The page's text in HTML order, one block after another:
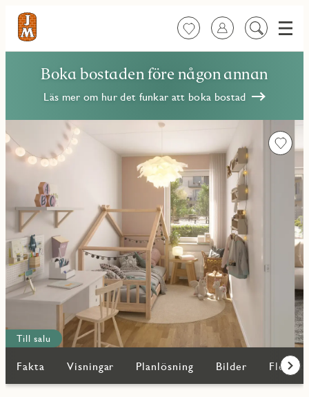
FavoriterLogga in
Sök
Meny
Boka bostaden före någon annan
Läs mer om hur det funkar att boka bostad
Till salu
Fakta Visningar Planlösning Bilder Fler